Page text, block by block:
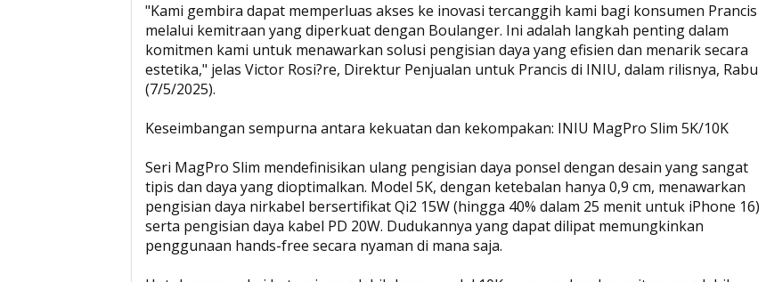
"Kami gembira dapat memperluas akses ke inovasi tercanggih kami bagi konsumen Prancis
melalui kemitraan yang diperkuat dengan Boulanger. Ini adalah langkah penting dalam
komitmen kami untuk menawarkan solusi pengisian daya yang efisien dan menarik secara
estetika," jelas Victor Rosi?re, Direktur Penjualan untuk Prancis di INIU, dalam rilisnya, Rabu
(7/5/2025).
Keseimbangan sempurna antara kekuatan dan kekompakan: INIU MagPro Slim 5K/10K
Seri MagPro Slim mendefinisikan ulang pengisian daya ponsel dengan desain yang sangat
tipis dan daya yang dioptimalkan. Model 5K, dengan ketebalan hanya 0,9 cm, menawarkan
pengisian daya nirkabel bersertifikat Qi2 15W (hingga 40% dalam 25 menit untuk iPhone 16)
serta pengisian daya kabel PD 20W. Dudukannya yang dapat dilipat memungkinkan
penggunaan hands-free secara nyaman di mana saja.